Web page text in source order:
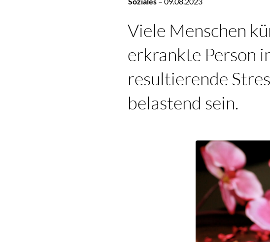
Viele Menschen
erkrankte Person
resultierende
belastend sein.